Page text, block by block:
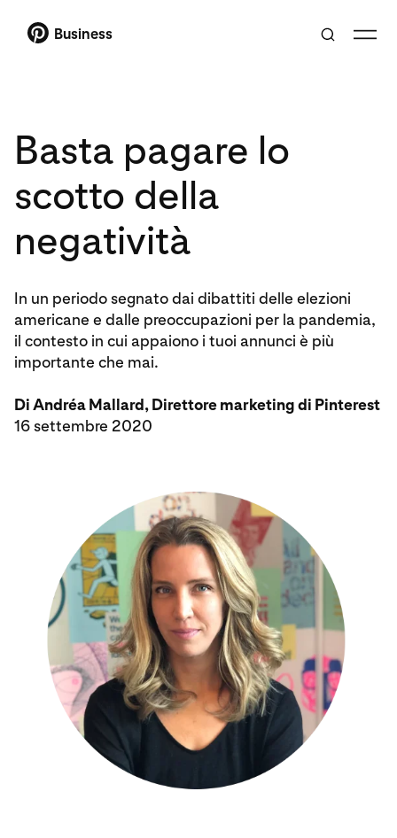
Business
Basta pagare lo
scotto della
negatività
In un periodo segnato dai dibattiti delle elezioni
americane e dalle preoccupazioni per la pandemia,
il contesto in cui appaiono i tuoi annunci è più
importante che mai.
Di Andréa Mallard, Direttore marketing di Pinterest
16 settembre 2020